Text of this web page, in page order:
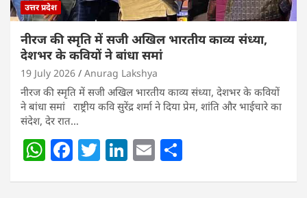
उत्तर प्रदेश
नीरज की स्मृति में सजी अखिल भारतीय काव्य संध्या,
देशभर के कवियों ने बांधा समां
19 July 2026 Anurag Lakshya
नीरज की स्मृति में सजी अखिल भारतीय काव्य संध्या, देशभर के कवियों
ने बांधा समां राष्ट्रीय कवि सुरेंद्र शर्मा ने दिया प्रेम, शांति और भाईचारे का
संदेश, देर रात…
W F T Li E